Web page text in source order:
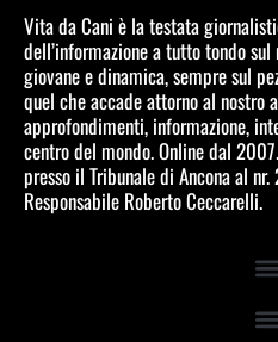
Vita da Cani è la testata
dell’informazione a tutto tondo
giovane e dinamica, sempre sul
quel che accade attorno al nostro
approfondimenti, informazione,
centro del mondo. Online dal
presso il Tribunale di Ancona al
Responsabile Roberto Ceccarelli.